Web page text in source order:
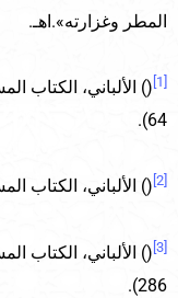
المطر وغزارته».اهـ.
64).
() الألباني، الكتاب
[3]
286).